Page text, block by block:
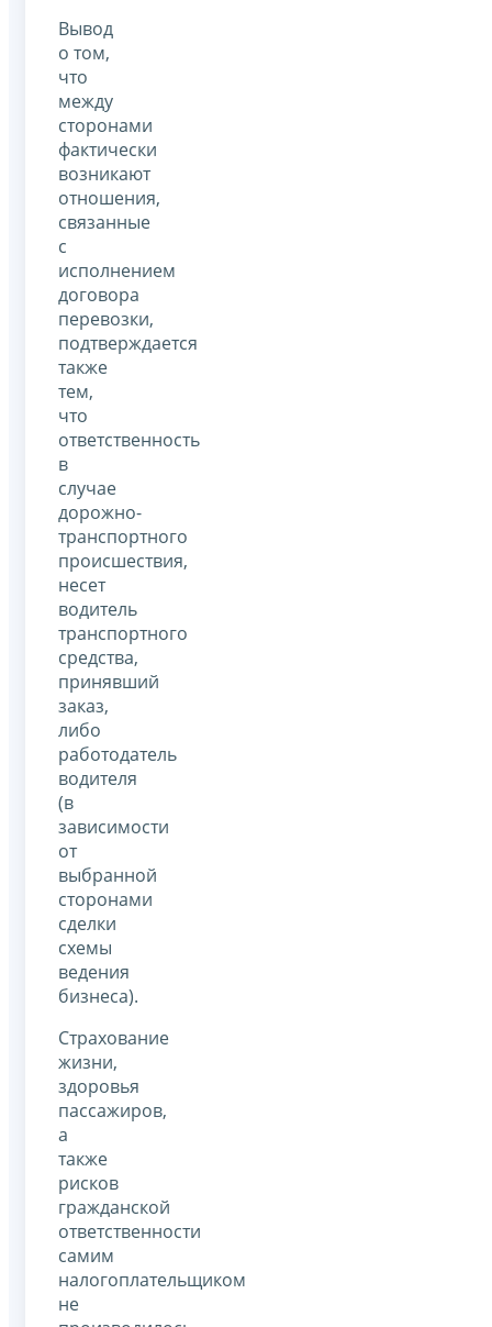
Вывод
о том,
что
между
сторонами
фактически
возникают
отношения,
связанные
с
исполнением
договора
перевозки,
подтверждается
также
тем,
что
ответственность
в
случае
дорожно-
транспортного
происшествия,
несет
водитель
транспортного
средства,
принявший
заказ,
либо
работодатель
водителя
(в
зависимости
от
выбранной
сторонами
сделки
схемы
ведения
бизнеса).
Страхование
жизни,
здоровья
пассажиров,
а
также
рисков
гражданской
ответственности
самим
налогоплательщиком
не